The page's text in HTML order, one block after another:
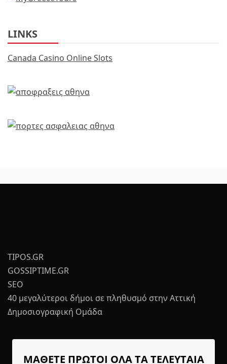
LINKS
Canada Casino Online Slots
TIPOS.GR
GOSSIPTIME.GR
SEO
40 μεγαλύτεροι δήμοι σε πληθυσμό στην Αττική
Δημοσιογραφική Ομάδα
ΜΑΘΕΤΕ ΠΡΩΤΟΙ ΟΛΑ ΤΑ ΤΕΛΕΥΤΑΙΑ